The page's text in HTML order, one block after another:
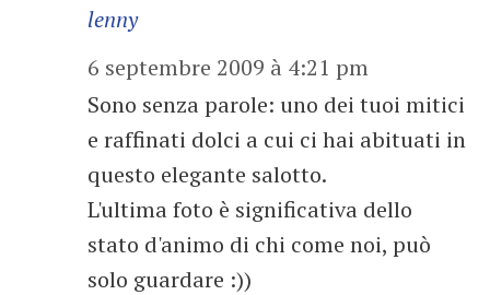
lenny
6 septembre 2009 à 4:21 pm
Sono senza parole: uno dei tuoi mitici
e raffinati dolci a cui ci hai abituati in
questo elegante salotto.
L'ultima foto è significativa dello
stato d'animo di chi come noi, può
solo guardare :))